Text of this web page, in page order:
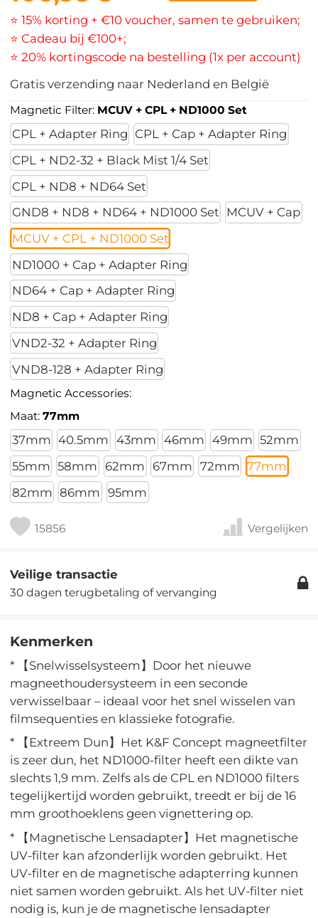
⭐ 15% korting + €10 voucher, samen te gebruiken;
⭐ Cadeau bij €100+;
⭐ 20% kortingscode na bestelling (1x per account)
Gratis verzending naar Nederland en België
Magnetic Filter: MCUV + CPL + ND1000 Set
CPL + Adapter Ring CPL + Cap + Adapter Ring
CPL + ND2-32 + Black Mist 1/4 Set
CPL + ND8 + ND64 Set
GND8 + ND8 + ND64 + ND1000 Set
MCUV + Cap
MCUV + CPL + ND1000 Set
ND1000 + Cap + Adapter Ring
ND64 + Cap + Adapter Ring
ND8 + Cap + Adapter Ring
VND2-32 + Adapter Ring
VND8-128 + Adapter Ring
Magnetic Accessories:
Maat:77mm
37mm 40.5mm 43mm 46mm 49mm 52mm
55mm 58mm 62mm 67mm 72mm 77mm
82mm 86mm 95mm
15856 Vergelijken
Veilige transactie
30 dagen terugbetaling of vervanging
Kenmerken
* 【Snelwisselsysteem】Door het nieuwe
magneethoudersysteem in een seconde
verwisselbaar – ideaal voor het snel wisselen van
filmsequenties en klassieke fotografie.
* 【Extreem Dun】Het K&F Concept magneetfilter
is zeer dun, het ND1000-filter heeft een dikte van
slechts 1,9 mm. Zelfs als de CPL en ND1000 filters
tegelijkertijd worden gebruikt, treedt er bij de 16
mm groothoeklens geen vignettering op.
* 【Magnetische Lensadapter】Het magnetische
UV-filter kan afzonderlijk worden gebruikt. Het
UV-filter en de magnetische adapterring kunnen
niet samen worden gebruikt. Als het UV-filter niet
nodig is, kun je de magnetische lensadapter